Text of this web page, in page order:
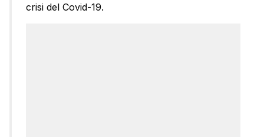
crisi del Covid-19.